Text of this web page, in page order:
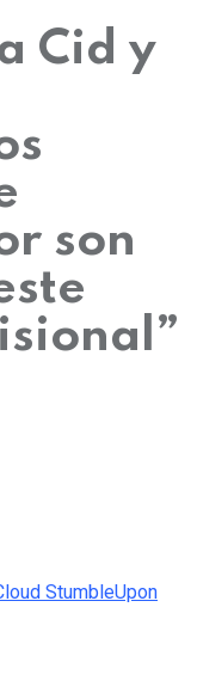
Cid y
son
StumbleUpon